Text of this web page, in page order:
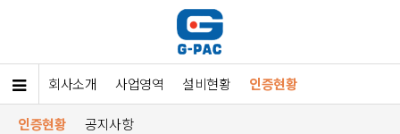
회사소개 사업영역 설비현황 인증현황
인증현황 공지사항